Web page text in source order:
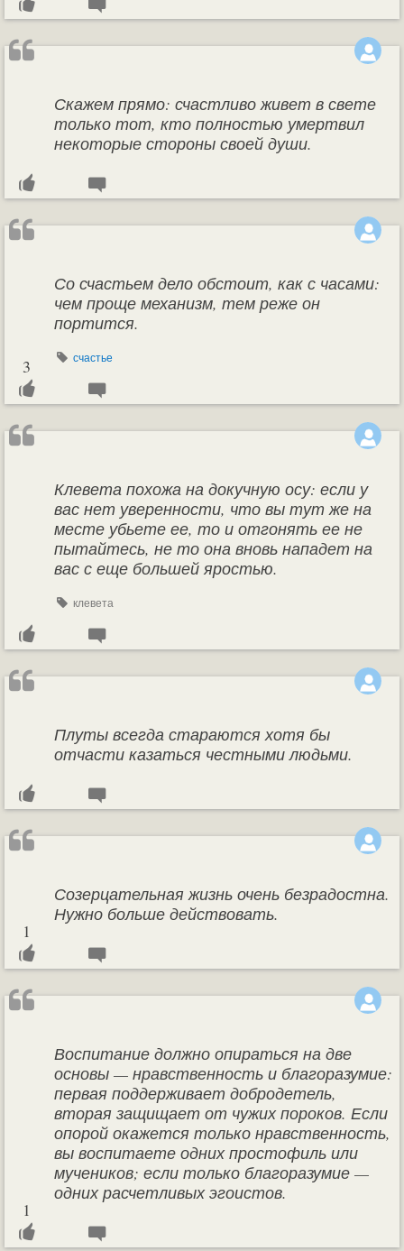
Скажем прямо: счастливо живет в свете
только тот, кто полностью умертвил
некоторые стороны своей души.
Со счастьем дело обстоит, как с часами:
чем проще механизм, тем реже он
портится.
счастье
3
Клевета похожа на докучную осу: если у
вас нет уверенности, что вы тут же на
месте убьете ее, то и отгонять ее не
пытайтесь, не то она вновь нападет на
вас с еще большей яростью.
клевета
Плуты всегда стараются хотя бы
отчасти казаться честными людьми.
Созерцательная жизнь очень безрадостна.
Нужно больше действовать.
1
Воспитание должно опираться на две
основы — нравственность и благоразумие:
первая поддерживает добродетель,
вторая защищает от чужих пороков. Если
опорой окажется только нравственность,
вы воспитаете одних простофиль или
мучеников; если только благоразумие —
одних расчетливых эгоистов.
1